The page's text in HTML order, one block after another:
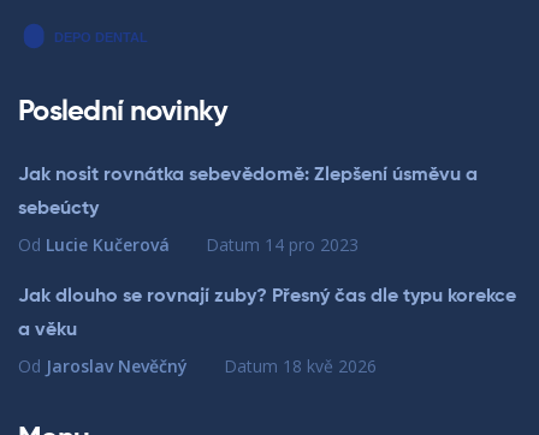
Poslední novinky
Jak nosit rovnátka sebevědomě: Zlepšení úsměvu a
sebeúcty
Od Lucie Kučerová Datum 14 pro 2023
Jak dlouho se rovnají zuby? Přesný čas dle typu korekce
a věku
Od Jaroslav Nevěčný Datum 18 kvě 2026